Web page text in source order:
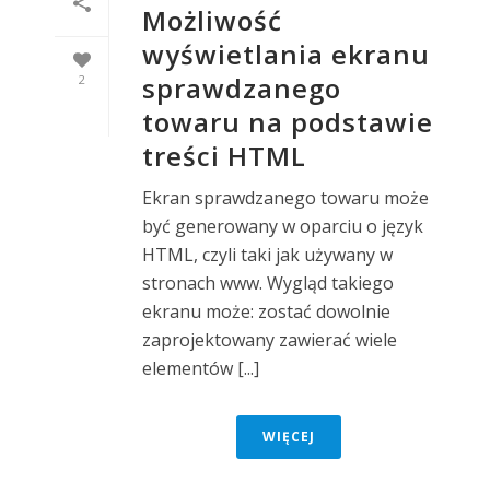
2
Możliwość
wyświetlania ekranu
sprawdzanego
towaru na podstawie
treści HTML
Ekran sprawdzanego towaru może
być generowany w oparciu o język
HTML, czyli taki jak używany w
stronach www. Wygląd takiego
ekranu może: zostać dowolnie
zaprojektowany zawierać wiele
elementów [...]
WIĘCEJ